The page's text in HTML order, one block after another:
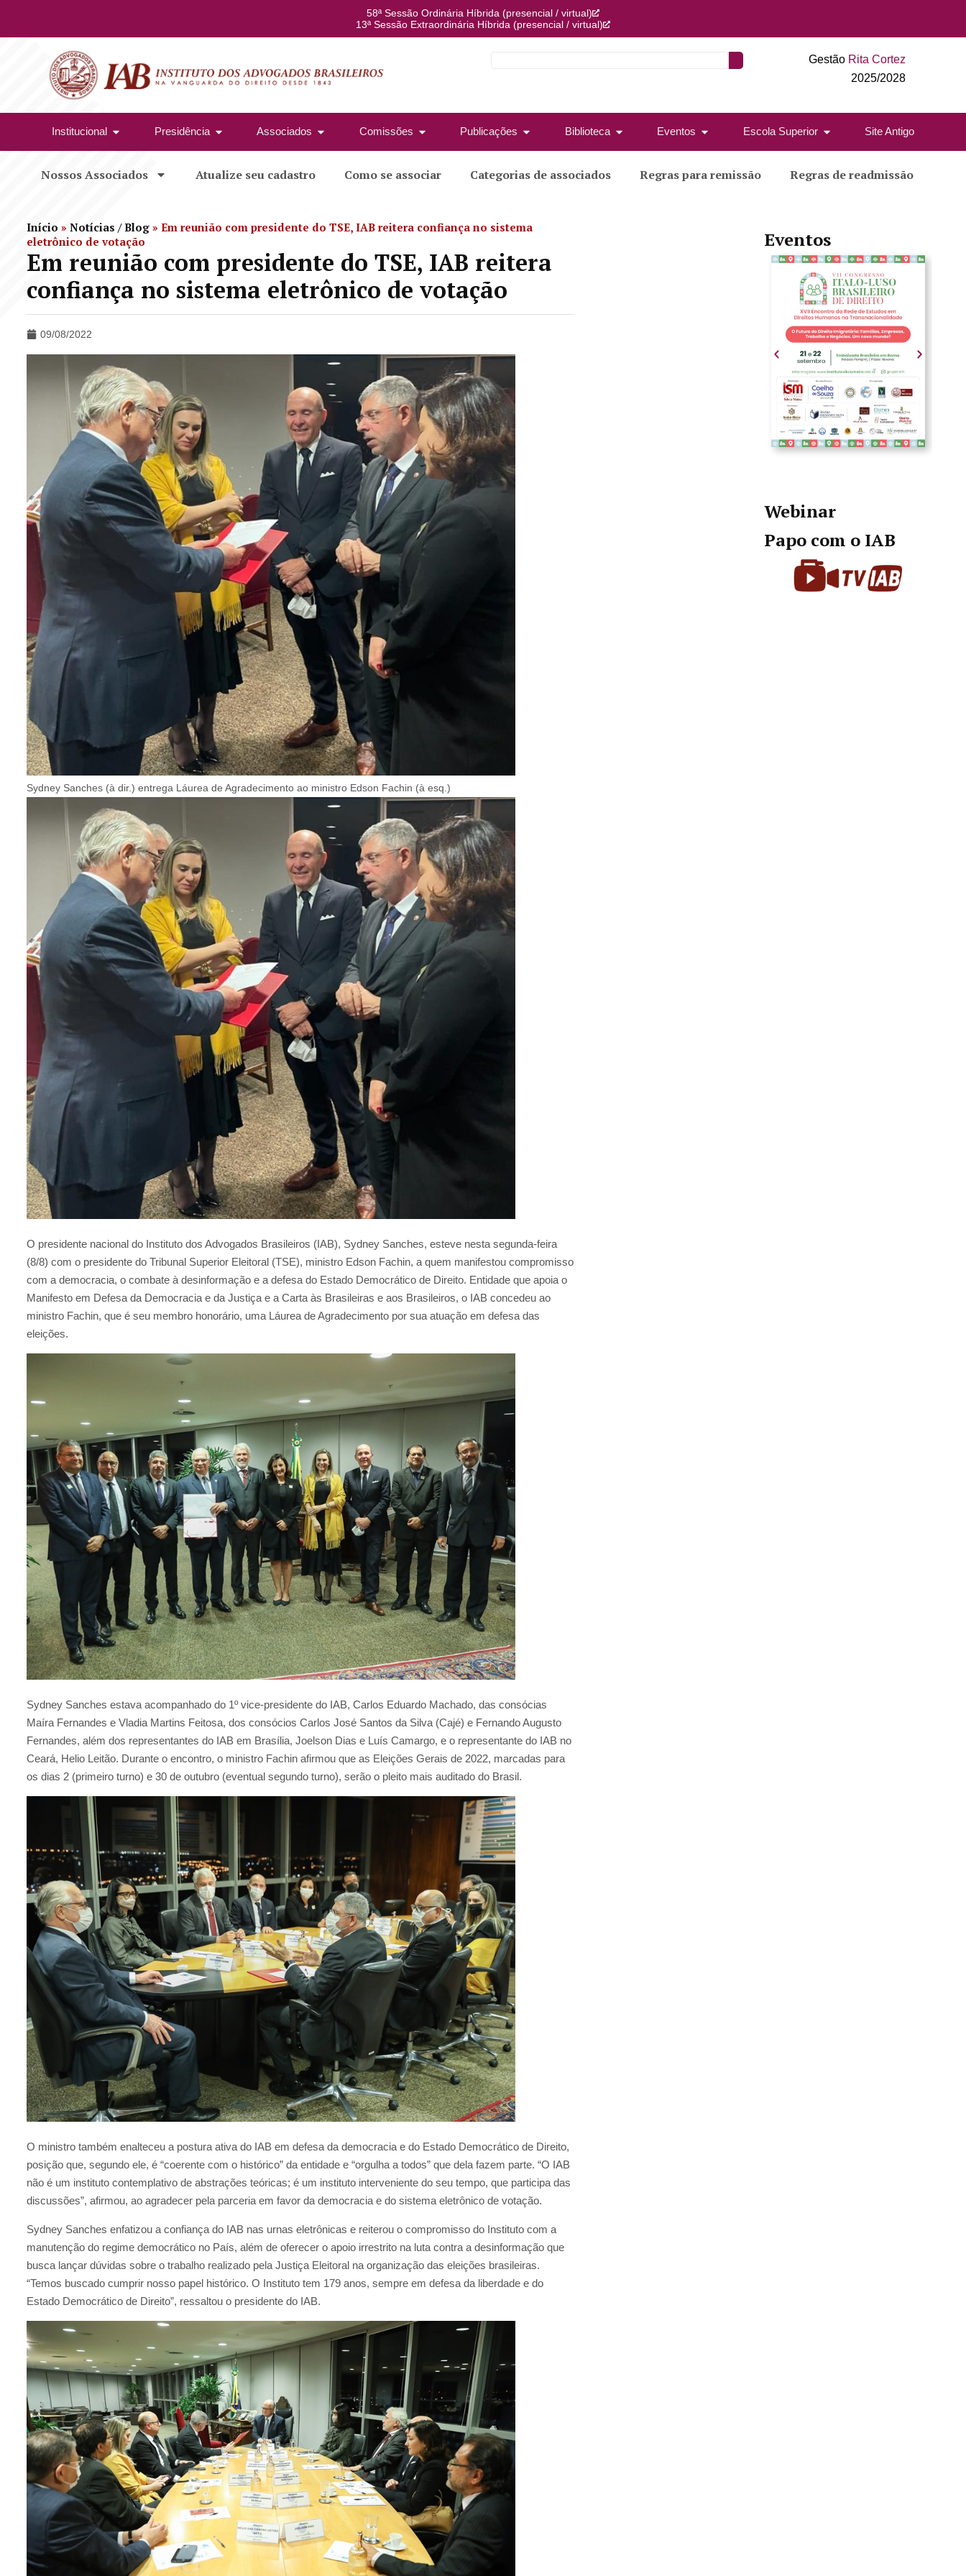
58ª Sessão Ordinária Híbrida (presencial / virtual)
13ª Sessão Extraordinária Híbrida (presencial / virtual)
Gestão Rita Cortez
2025/2028
Institucional Presidência Associados Comissões Publicações Biblioteca Eventos Escola Superior Site Antigo
Nossos Associados Atualize seu cadastro Como se associar Categorias de associados Regras para remissão Regras de readmissão
Início » Notícias / Blog » Em reunião com presidente do TSE, IAB reitera confiança no sistema
eletrônico de votação
Em reunião com presidente do TSE, IAB reitera
confiança no sistema eletrônico de votação
09/08/2022
Sydney Sanches (à dir.) entrega Láurea de Agradecimento ao ministro Edson Fachin (à esq.)
O presidente nacional do Instituto dos Advogados Brasileiros (IAB), Sydney Sanches, esteve nesta segunda-feira
(8/8) com o presidente do Tribunal Superior Eleitoral (TSE), ministro Edson Fachin, a quem manifestou compromisso
com a democracia, o combate à desinformação e a defesa do Estado Democrático de Direito. Entidade que apoia o
Manifesto em Defesa da Democracia e da Justiça e a Carta às Brasileiras e aos Brasileiros, o IAB concedeu ao
ministro Fachin, que é seu membro honorário, uma Láurea de Agradecimento por sua atuação em defesa das
eleições.
Sydney Sanches estava acompanhado do 1º vice-presidente do IAB, Carlos Eduardo Machado, das consócias
Maíra Fernandes e Vladia Martins Feitosa, dos consócios Carlos José Santos da Silva (Cajé) e Fernando Augusto
Fernandes, além dos representantes do IAB em Brasília, Joelson Dias e Luís Camargo, e o representante do IAB no
Ceará, Helio Leitão. Durante o encontro, o ministro Fachin afirmou que as Eleições Gerais de 2022, marcadas para
os dias 2 (primeiro turno) e 30 de outubro (eventual segundo turno), serão o pleito mais auditado do Brasil.
O ministro também enalteceu a postura ativa do IAB em defesa da democracia e do Estado Democrático de Direito,
posição que, segundo ele, é “coerente com o histórico” da entidade e “orgulha a todos” que dela fazem parte. “O IAB
não é um instituto contemplativo de abstrações teóricas; é um instituto interveniente do seu tempo, que participa das
discussões”, afirmou, ao agradecer pela parceria em favor da democracia e do sistema eletrônico de votação.
Sydney Sanches enfatizou a confiança do IAB nas urnas eletrônicas e reiterou o compromisso do Instituto com a
manutenção do regime democrático no País, além de oferecer o apoio irrestrito na luta contra a desinformação que
busca lançar dúvidas sobre o trabalho realizado pela Justiça Eleitoral na organização das eleições brasileiras.
“Temos buscado cumprir nosso papel histórico. O Instituto tem 179 anos, sempre em defesa da liberdade e do
Estado Democrático de Direito”, ressaltou o presidente do IAB.
Eventos
Webinar
Papo com o IAB